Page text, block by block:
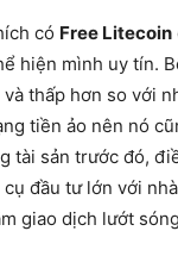
có Free Litecoin
hiện mình uy tín.
thấp hơn so với
tiền ảo nên nó
tài sản trước đó,
đầu tư lớn với
giao dịch lướt